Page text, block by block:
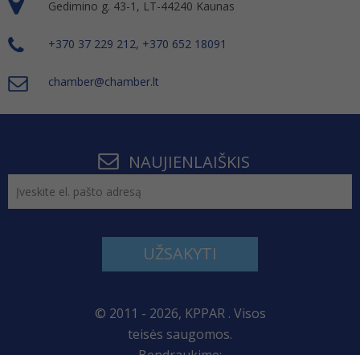
Gedimino g. 43-1, LT-44240 Kaunas
+370 37 229 212, +370 652 18091
chamber@chamber.lt
NAUJIENLAIŠKIS
UŽSAKYTI
© 2011 - 2026, KPPAR . Visos
teisės saugomos.